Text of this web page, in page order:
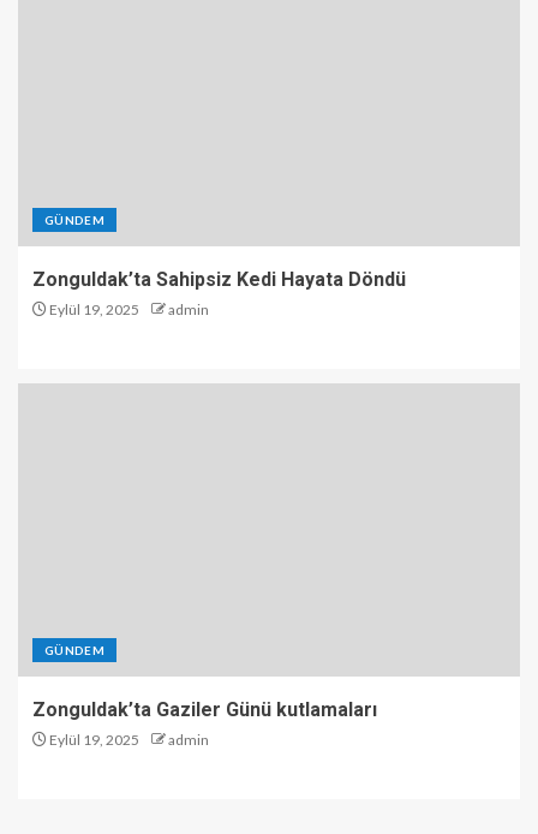
GÜNDEM
Zonguldak’ta Sahipsiz Kedi Hayata Döndü
Eylül 19, 2025 admin
GÜNDEM
Zonguldak’ta Gaziler Günü kutlamaları
Eylül 19, 2025 admin